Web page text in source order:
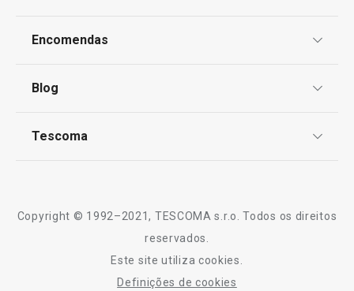
Livro de Reclamações
Encomendas
Perguntas Frequentes
Blog
Tescoma
Copyright © 1992–2021, TESCOMA s.r.o. Todos os direitos
reservados.
Este site utiliza cookies.
Definições de cookies